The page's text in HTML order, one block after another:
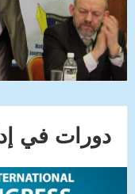
دورات في